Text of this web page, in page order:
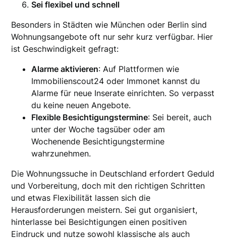
Sei flexibel und schnell
Besonders in Städten wie München oder Berlin sind
Wohnungsangebote oft nur sehr kurz verfügbar. Hier
ist Geschwindigkeit gefragt:
Alarme aktivieren: Auf Plattformen wie
Immobilienscout24 oder Immonet kannst du
Alarme für neue Inserate einrichten. So verpasst
du keine neuen Angebote.
Flexible Besichtigungstermine: Sei bereit, auch
unter der Woche tagsüber oder am
Wochenende Besichtigungstermine
wahrzunehmen.
Die Wohnungssuche in Deutschland erfordert Geduld
und Vorbereitung, doch mit den richtigen Schritten
und etwas Flexibilität lassen sich die
Herausforderungen meistern. Sei gut organisiert,
hinterlasse bei Besichtigungen einen positiven
Eindruck und nutze sowohl klassische als auch